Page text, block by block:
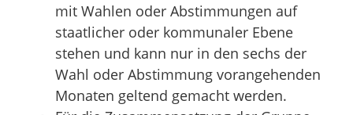
mit Wahlen oder Abstimmungen auf
staatlicher oder kommunaler Ebene
stehen und kann nur in den sechs der
Wahl oder Abstimmung vorangehenden
Monaten geltend gemacht werden.